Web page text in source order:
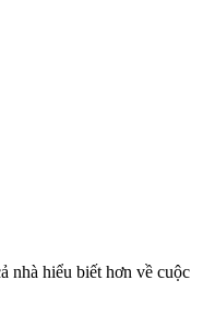
nhà hiểu biết hơn về cuộc